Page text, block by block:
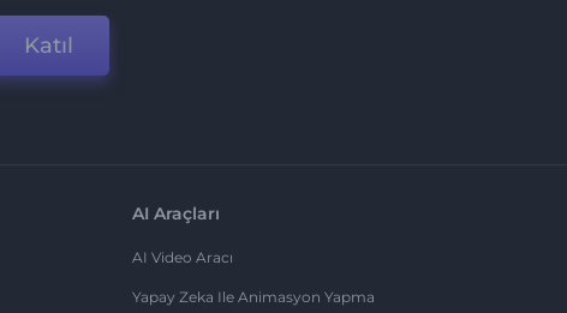
Katıl
AI Araçları
AI Video Aracı
Yapay Zeka Ile Animasyon Yapma